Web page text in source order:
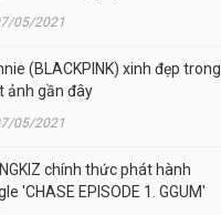
05/2021
(BLACKPINK) xinh đẹp trong
ảnh gần đây
05/2021
chính thức phát hành
'CHASE EPISODE 1. GGUM'